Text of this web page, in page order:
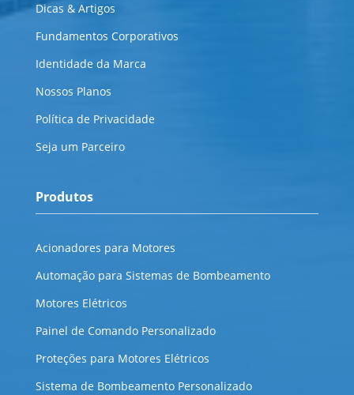
Dicas & Artigos
Fundamentos Corporativos
Identidade da Marca
Nossos Planos
Política de Privacidade
Seja um Parceiro
Produtos
Acionadores para Motores
Automação para Sistemas de Bombeamento
Motores Elétricos
Painel de Comando Personalizado
Proteções para Motores Elétricos
Sistema de Bombeamento Personalizado